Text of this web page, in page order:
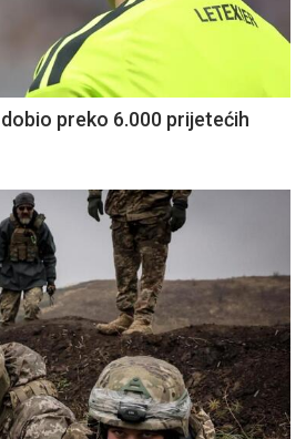
preko 6.000 prijetećih